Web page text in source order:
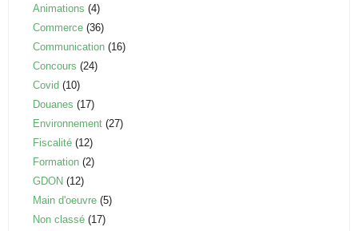
Animations (4)
Commerce (36)
Communication (16)
Concours (24)
Covid (10)
Douanes (17)
Environnement (27)
Fiscalité (12)
Formation (2)
GDON (12)
Main d'oeuvre (5)
Non classé (17)